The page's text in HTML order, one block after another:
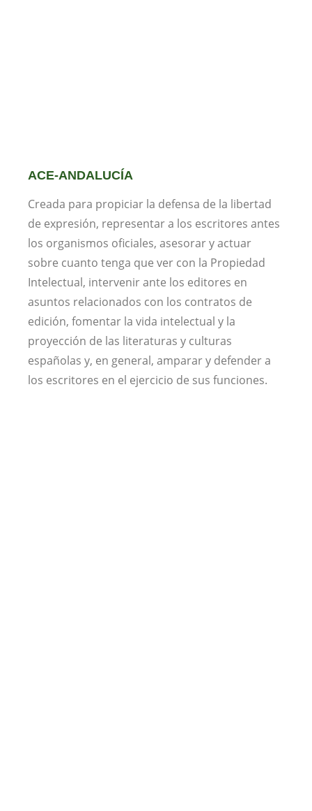
ACE-ANDALUCÍA
Creada para propiciar la defensa de la libertad
de expresión, representar a los escritores antes
los organismos oficiales, asesorar y actuar
sobre cuanto tenga que ver con la Propiedad
Intelectual, intervenir ante los editores en
asuntos relacionados con los contratos de
edición, fomentar la vida intelectual y la
proyección de las literaturas y culturas
españolas y, en general, amparar y defender a
los escritores en el ejercicio de sus funciones.